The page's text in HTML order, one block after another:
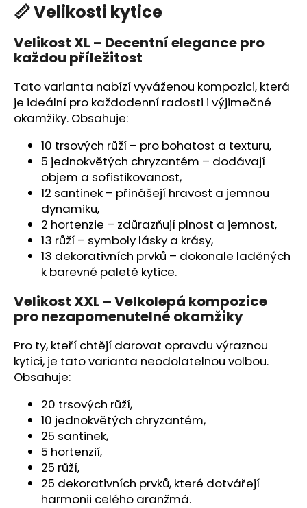
📏 Velikosti kytice
Velikost XL – Decentní elegance pro
každou příležitost
Tato varianta nabízí vyváženou kompozici, která
je ideální pro každodenní radosti i výjimečné
okamžiky. Obsahuje:
10 trsových růží – pro bohatost a texturu,
5 jednokvětých chryzantém – dodávají
objem a sofistikovanost,
12 santinek – přinášejí hravost a jemnou
dynamiku,
2 hortenzie – zdůrazňují plnost a jemnost,
13 růží – symboly lásky a krásy,
13 dekorativních prvků – dokonale laděných
k barevné paletě kytice.
Velikost XXL – Velkolepá kompozice
pro nezapomenutelné okamžiky
Pro ty, kteří chtějí darovat opravdu výraznou
kytici, je tato varianta neodolatelnou volbou.
Obsahuje:
20 trsových růží,
10 jednokvětých chryzantém,
25 santinek,
5 hortenzií,
25 růží,
25 dekorativních prvků, které dotvářejí
harmonii celého aranžmá.
u
č
u
j
m
e